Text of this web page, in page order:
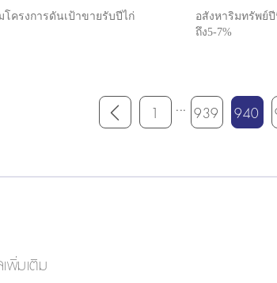
โครงการดันเป้าขายรับปีไก่
อสังหาริมทรัพย์
ถึง5-7%
1 ... 939 940
พิ่มเติม